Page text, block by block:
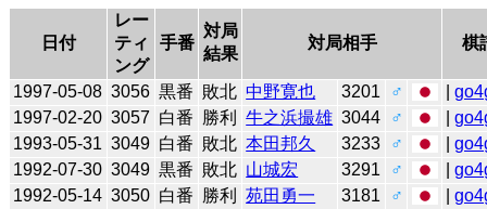
日付
レー
ティ
ング
手番
対局
結果
対局相手 棋
1997-05-08 3056 黒番 敗北 中野寛也 3201 ♂ |
1997-02-20 3057 白番 勝利 牛之浜撮雄 3044 ♂ |
1993-05-31 3049 白番 敗北 本田邦久 3233 ♂ |
1992-07-30 3049 黒番 敗北 山城宏 3291 ♂ |
1992-05-14 3050 白番 勝利 苑田勇一 3181 ♂ |